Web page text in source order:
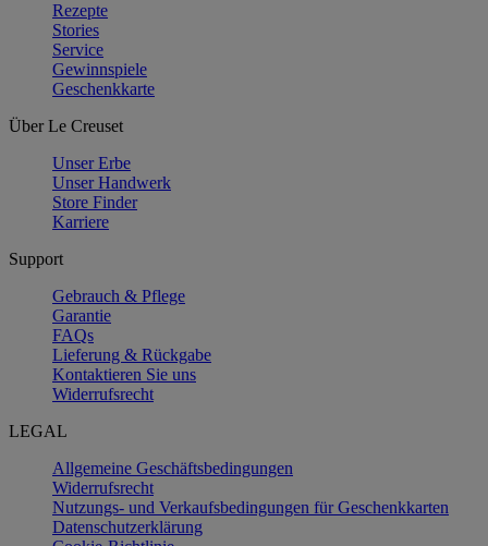
Rezepte
Stories
Service
Gewinnspiele
Geschenkkarte
Über Le Creuset
Unser Erbe
Unser Handwerk
Store Finder
Karriere
Support
Gebrauch & Pflege
Garantie
FAQs
Lieferung & Rückgabe
Kontaktieren Sie uns
Widerrufsrecht
LEGAL
Allgemeine Geschäftsbedingungen
Widerrufsrecht
Nutzungs- und Verkaufsbedingungen für Geschenkkarten
Datenschutzerklärung